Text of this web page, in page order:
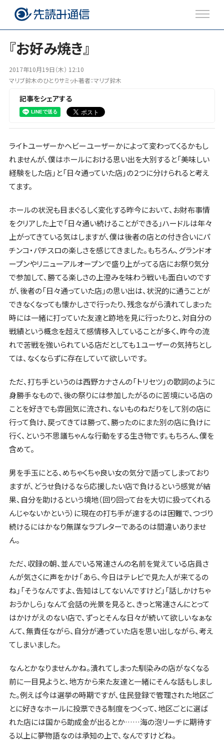
注目のトピックス
ブログ
Facebook
『お好み焼き』
2017年10月19日（木） 12:10
マリブ鈴木のひとりサミット著者：マリブ鈴木
記事をシェアする
ライトユーザーかヘビーユーザーかによって変わってくるかもし
れませんが、僕はホールにおける思い出を大別すると「美味しい
経験をした店」と「日々通っていた店」の２つに分けられると考え
てます。
ホールの状況も目まぐるしく変化する昨今において、お財布事情
をクリアした上で「日々通い続けることができる」ハードルは年々
上がってきている気はしますが、僕は後者の店との付き合いにパ
チンコ・パチスロの楽しさを感じてきました。もちろん、グランドオ
ープンやリニューアルオープンで盛り上がってる店にお祭り気分
で参加して、勝てる楽しさの上澄みを味わう戦いも面白いのです
が、後者の「日々通っていた店」の思い出は、状況的に通うことが
できなくなっても懐かしさで行ったり、残念ながら潰れてしまった
時には一緒に打っていた友達と跡地を見に行ったりと、対自分の
戦績という概念を超えて感情移入していることが多く、昨今の流
れで苦戦を強いられている店だとしても１ユーザーの気持ちとし
ては、なくならずに存在していて欲しいです。
ただ、打ち手というのは西野カナさんの「トリセツ」の歌詞のように
身勝手なもので、後の祭りには参加したがるのに苦境にいる店の
ことを好きでも雰囲気に流され、ないものねだりをして別の店に
行って負け、戻ってきては勝って、勝ったのにまた別の店に負けに
行く、という不思議ちゃんな行動をする生き物です。もちろん、僕を
含めて。
男を手玉にとる、めちゃくちゃ良い女の気分で語ってしまっており
ますが、どうせ負けるなら応援したい店で負けるという感覚が結
果、自分を助けるという境地（回り回って台を大切に扱ってくれる
んじゃないかという）に現在の打ち手が達するのは困難で、つづり
続けるにはかなり無謀なラブレターであるのは間違いありませ
ん。
ただ、収録の朝、並んでいる常連さんの名前を覚えている店員さ
んが気さくに声をかけ「あら、今日はテレビで見た人が来てるの
ね」「そうなんですよ、告知はしてないんですけど」「話しかけちゃ
おうかしら」なんて会話の光景を見ると、きっと常連さんにとって
はかけがえのない店で、ずっとそんな日々が続いて欲しいなぁな
んて、無責任ながら、自分が通っていた店を思い出しながら、考え
てしまいました。
なんとかなりませんかね。潰れてしまった馴染みの店がなくなる
前に一目見ようと、地方から来た友達と一緒にそんな話もしまし
た。例えば今は選挙の時期ですが、住民登録で管理された地区ご
とに好きなホールに投票できる制度をつくって、地区ごとに選ば
れた店には国から助成金が出るとか……海の泡リーチに期待す
る以上に夢物語なのは承知の上で、なんですけどね。